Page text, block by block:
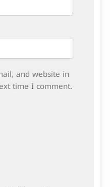
and website in
time I comment.